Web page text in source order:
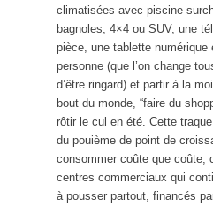
climatisées avec piscine
bagnoles, 4×4 ou SUV, une
pièce, une tablette numérique
personne (que l’on change
d’être ringard) et partir à la
bout du monde, “faire du
rôtir le cul en été. Cette
du pouième de point de
consommer coûte que coûte,
centres commerciaux qui
à pousser partout, financés